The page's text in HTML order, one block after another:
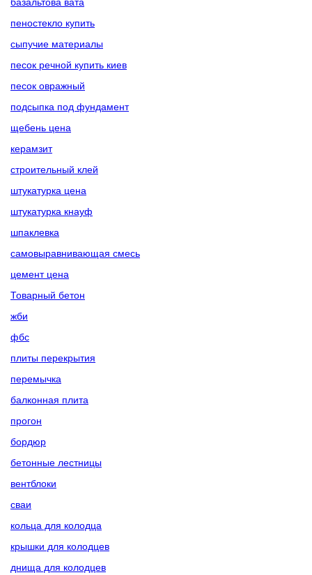
пеностекло купить
сыпучие материалы
песок речной купить киев
песок овражный
подсыпка под фундамент
щебень цена
керамзит
строительный клей
штукатурка цена
штукатурка кнауф
шпаклевка
самовыравнивающая смесь
цемент цена
Товарный бетон
жби
фбс
плиты перекрытия
перемычка
балконная плита
прогон
бордюр
бетонные лестницы
вентблоки
сваи
кольца для колодца
крышки для колодцев
днища для колодцев